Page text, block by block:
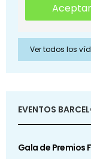
Aceptar
Ver todos los
EVENTOS
Gala de Premios